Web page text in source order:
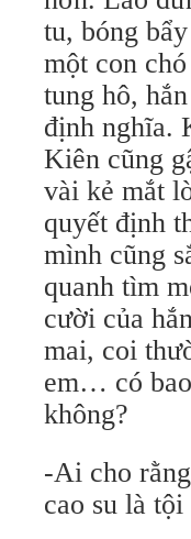
tu, bóng
một con
tung hô,
định nghĩa.
Kiên cũng
vài kẻ mắt
quyết định
mình cũng
quanh tìm
cười của
mai, coi
em… có
không?
-Ai cho
cao su là